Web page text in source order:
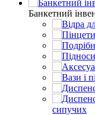
Банкетний
сипучих